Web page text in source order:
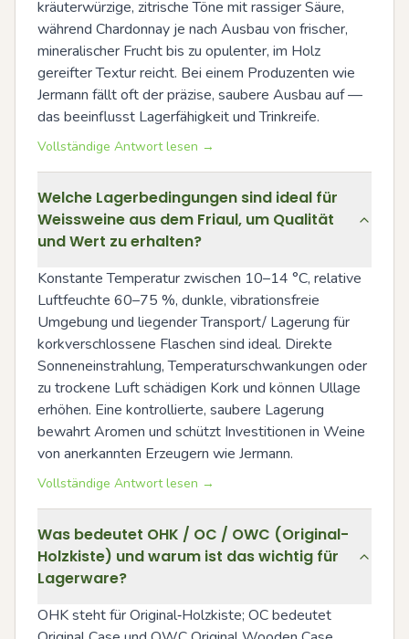
kräuterwürzige, zitrische Töne mit rassiger Säure,
während Chardonnay je nach Ausbau von frischer,
mineralischer Frucht bis zu opulenter, im Holz
gereifter Textur reicht. Bei einem Produzenten wie
Jermann fällt oft der präzise, saubere Ausbau auf —
das beeinflusst Lagerfähigkeit und Trinkreife.
Vollständige Antwort lesen →
Welche Lagerbedingungen sind ideal für
Weissweine aus dem Friaul, um Qualität
und Wert zu erhalten?
Konstante Temperatur zwischen 10–14 °C, relative
Luftfeuchte 60–75 %, dunkle, vibrationsfreie
Umgebung und liegender Transport/ Lagerung für
korkverschlossene Flaschen sind ideal. Direkte
Sonneneinstrahlung, Temperaturschwankungen oder
zu trockene Luft schädigen Kork und können Ullage
erhöhen. Eine kontrollierte, saubere Lagerung
bewahrt Aromen und schützt Investitionen in Weine
von anerkannten Erzeugern wie Jermann.
Vollständige Antwort lesen →
Was bedeutet OHK / OC / OWC (Original-
Holzkiste) und warum ist das wichtig für
Lagerware?
OHK steht für Original‑Holzkiste; OC bedeutet